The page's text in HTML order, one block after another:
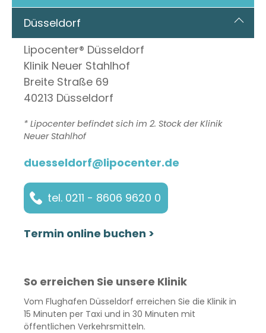
Düsseldorf
Lipocenter® Düsseldorf
Klinik Neuer Stahlhof
Breite Straße 69
40213 Düsseldorf
* Lipocenter befindet sich im 2. Stock der Klinik
Neuer Stahlhof
duesseldorf@lipocenter.de
tel. 0211 - 8606 9620 0
Termin online buchen >
So erreichen Sie unsere Klinik
Vom Flughafen Düsseldorf erreichen Sie die Klinik in
15 Minuten per Taxi und in 30 Minuten mit
öffentlichen Verkehrsmitteln.